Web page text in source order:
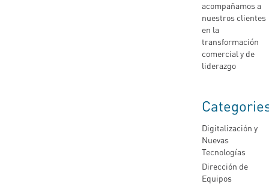
acompañamos a
nuestros clientes
en la
transformación
comercial y de
liderazgo
Digitalización y
Nuevas
Tecnologías
Dirección de
Equipos